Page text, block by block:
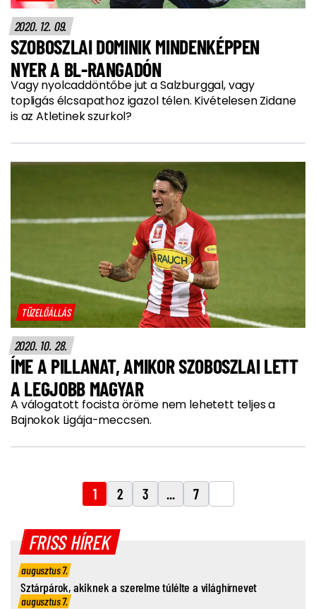
2020. 12. 09.
SZOBOSZLAI DOMINIK MINDENKÉPPEN
NYER A BL-RANGADÓN
Vagy nyolcaddöntőbe jut a Salzburggal, vagy
topligás élcsapathoz igazol télen. Kivételesen Zidane
is az Atletinek szurkol?
TÜZELŐÁLLÁS
2020. 10. 28.
ÍME A PILLANAT, AMIKOR SZOBOSZLAI LETT
A LEGJOBB MAGYAR
A válogatott focista öröme nem lehetett teljes a
Bajnokok Ligája-meccsen.
1 2 3 ... 7
FRISS HÍREK
augusztus 7.
Sztárpárok, akiknek a szerelme túlélte a világhírnevet
augusztus 7.